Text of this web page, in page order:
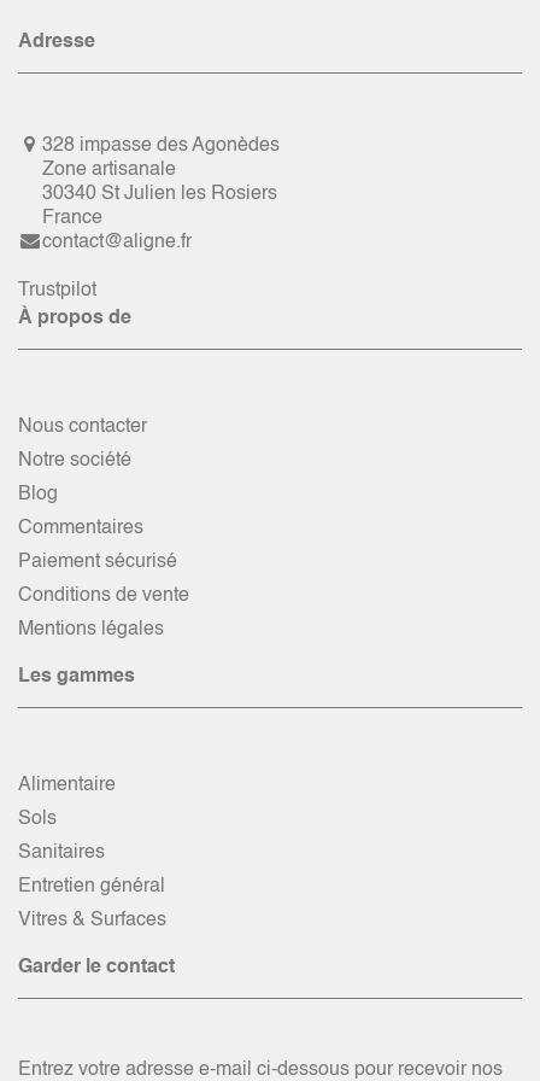
Adresse
328 impasse des Agonèdes
Zone artisanale
30340 St Julien les Rosiers
France
contact@aligne.fr
Trustpilot
À propos de
Nous contacter
Notre société
Blog
Commentaires
Paiement sécurisé
Conditions de vente
Mentions légales
Les gammes
Alimentaire
Sols
Sanitaires
Entretien général
Vitres & Surfaces
Garder le contact
Entrez votre adresse e-mail ci-dessous pour recevoir nos